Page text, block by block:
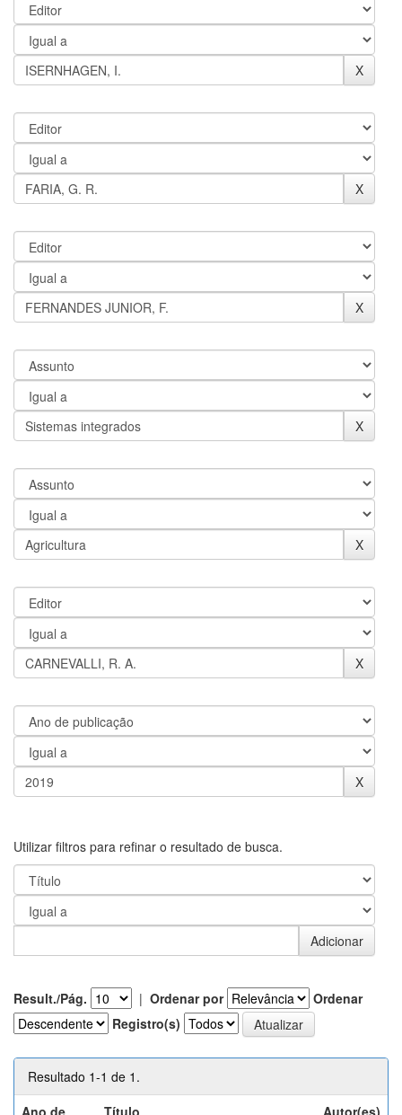
Utilizar filtros para refinar o resultado de busca.
Result./Pág. | Ordenar por
Ordenar
Registro(s)
Resultado 1-1 de 1.
Ano de
Título Autor(es)